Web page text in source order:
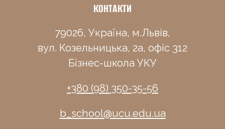
КОНТАКТИ
79026, Україна, м.Львів,
вул. Козельницька, 2а, офіс 312
Бізнес-школа УКУ
+380 (98) 350-35-56
b_school@ucu.edu.ua